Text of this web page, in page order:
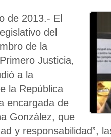
de 2013.- El
del
de la
Justicia,
a la
la República
encargada de
González, que
y responsabilidad”,